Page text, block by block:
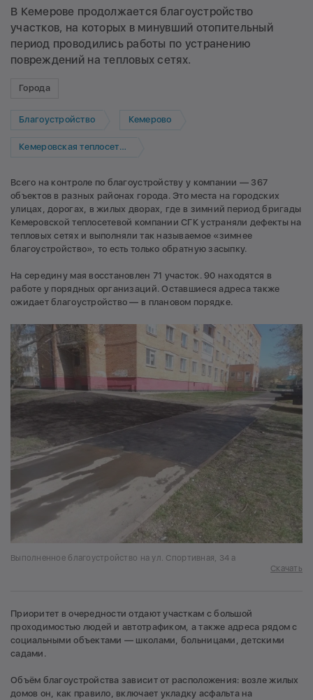
В Кемерове продолжается благоустройство
участков, на которых в минувший отопительный
период проводились работы по устранению
повреждений на тепловых сетях.
Города
Благоустройство Кемерово
Кемеровская теплосетевая компания
Всего на контроле по благоустройству у компании — 367
объектов в разных районах города. Это места на городских
улицах, дорогах, в жилых дворах, где в зимний период бригады
Кемеровской теплосетевой компании СГК устраняли дефекты на
тепловых сетях и выполняли так называемое «зимнее
благоустройство», то есть только обратную засыпку.
На середину мая восстановлен 71 участок. 90 находятся в
работе у порядных организаций. Оставшиеся адреса также
ожидает благоустройство — в плановом порядке.
Выполненное благоустройство на ул. Спортивная, 34 а
Скачать
Приоритет в очередности отдают участкам с большой
проходимостью людей и автотрафиком, а также адреса рядом с
социальными объектами — школами, больницами, детскими
садами.
Объём благоустройства зависит от расположения: возле жилых
домов он, как правило, включает укладку асфальта на